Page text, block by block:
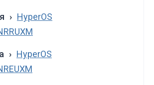
HyperOS
HyperOS